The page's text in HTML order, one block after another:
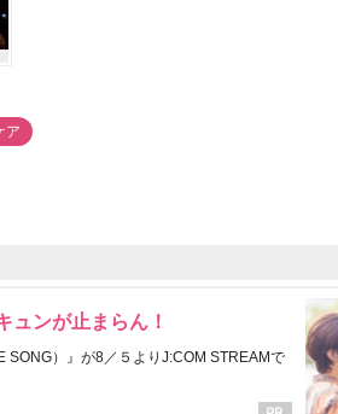
ア
ュンが止まらん！
SONG）』が8／５よりJ:COM STREAMで